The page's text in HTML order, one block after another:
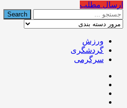
ارسال مطلب
ورزش
گردشگری
سرگرمی